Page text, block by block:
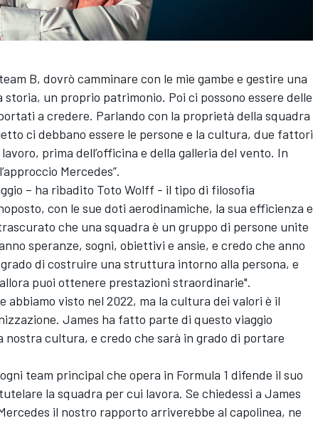
B, dovrò camminare con le mie gambe e gestire una
un proprio patrimonio. Poi ci possono essere delle
a credere. Parlando con la proprietà della squadra
ci debbano essere le persone e la cultura, due fattori
prima dell’officina e della galleria del vento. In
Mercedes”.
– ha ribadito Toto Wolff - il tipo di filosofia
con le sue doti aerodinamiche, la sua efficienza e
che una squadra è un gruppo di persone unite
speranze, sogni, obiettivi e ansie, e credo che anno
di costruire una struttura intorno alla persona, e
puoi ottenere prestazioni straordinarie".
abbiamo visto nel 2022, ma la cultura dei valori è il
James ha fatto parte di questo viaggio
nostra cultura, e credo che sarà in grado di portare
team principal che opera in Formula 1 difende il suo
la squadra per cui lavora. Se chiedessi a James
il nostro rapporto arriverebbe al capolinea, ne